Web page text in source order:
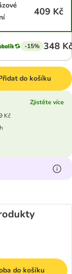
409 Kč
-15% 348
do košíku
Zjistěte více
Kč
do košíku